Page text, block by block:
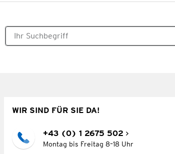
WIR SIND FÜR SIE DA!
+43 (0) 1 2675 502
Montag bis Freitag 8–18 Uhr